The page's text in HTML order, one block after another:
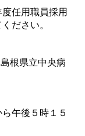
任用職員採用
ださい。
根県立中央病
午後５時１５